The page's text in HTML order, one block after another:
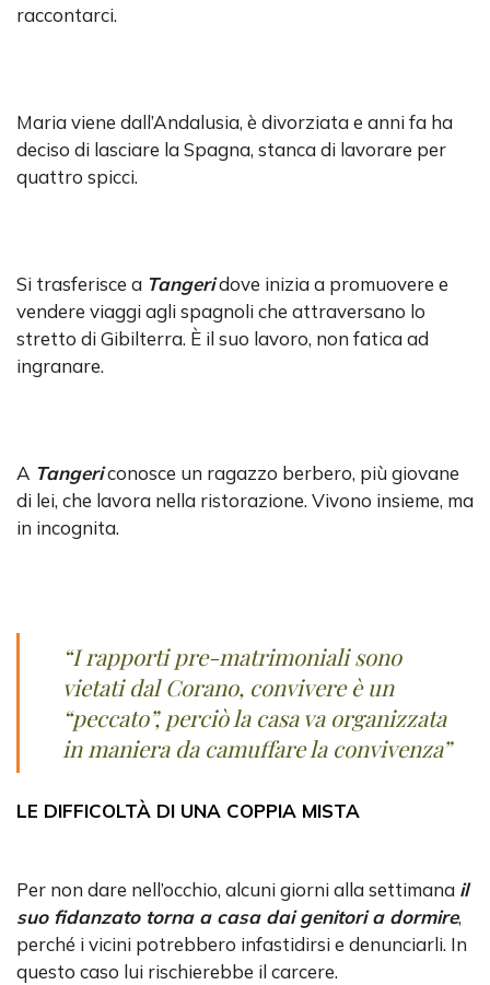
raccontarci.
Maria viene dall’Andalusia, è divorziata e anni fa ha
deciso di lasciare la Spagna, stanca di lavorare per
quattro spicci.
Si trasferisce a Tangeridove inizia a promuovere e
vendere viaggi agli spagnoli che attraversano lo
stretto di Gibilterra. È il suo lavoro, non fatica ad
ingranare.
A Tangericonosce un ragazzo berbero, più giovane
di lei, che lavora nella ristorazione. Vivono insieme, ma
in incognita.
“I rapporti pre-matrimoniali sono
vietati dal Corano, convivere è un
“peccato”, perciò la casa va organizzata
in maniera da camuffare la convivenza”
LE DIFFICOLTÀ DI UNA COPPIA MISTA
Per non dare nell’occhio, alcuni giorni alla settimana il
suo fidanzato torna a casa dai genitori a dormire,
perché i vicini potrebbero infastidirsi e denunciarli. In
questo caso lui rischierebbe il carcere.